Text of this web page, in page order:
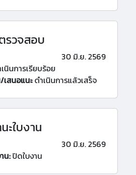
รวจสอบ
30 มิ.ย. 2569
นินการเรียบร้อย
สนอแนะดำเนินการแล้วเสร็จ
ะใบงาน
30 มิ.ย. 2569
น:ปิดใบงาน